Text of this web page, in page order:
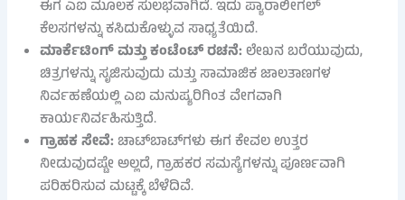
ಈಗ ಎಐ ಮೂಲಕ ಸುಲಭವಾಗಿದೆ. ಇದು ಪ್ಯಾರಾಲೀಗಲ್
ಕೆಲಸಗಳನ್ನು ಕಸಿದುಕೊಳ್ಳುವ ಸಾಧ್ಯತೆಯಿದೆ.
ಮಾರ್ಕೆಟಿಂಗ್ ಮತ್ತು ಕಂಟೆಂಟ್ ರಚನೆ:ಲೇಖನ ಬರೆಯುವುದು,
ಚಿತ್ರಗಳನ್ನು ಸೃಜಿಸುವುದು ಮತ್ತು ಸಾಮಾಜಿಕ ಜಾಲತಾಣಗಳ
ನಿರ್ವಹಣೆಯಲ್ಲಿ ಎಐ ಮನುಷ್ಯರಿಗಿಂತ ವೇಗವಾಗಿ
ಕಾರ್ಯನಿರ್ವಹಿಸುತ್ತಿದೆ.
ಗ್ರಾಹಕ ಸೇವೆ:ಚಾಟ್‌ಬಾಟ್‌ಗಳು ಈಗ ಕೇವಲ ಉತ್ತರ
ನೀಡುವುದಷ್ಟೇ ಅಲ್ಲದೆ, ಗ್ರಾಹಕರ ಸಮಸ್ಯೆಗಳನ್ನು ಪೂರ್ಣವಾಗಿ
ಪರಿಹರಿಸುವ ಮಟ್ಟಕ್ಕೆ ಬೆಳೆದಿವೆ.